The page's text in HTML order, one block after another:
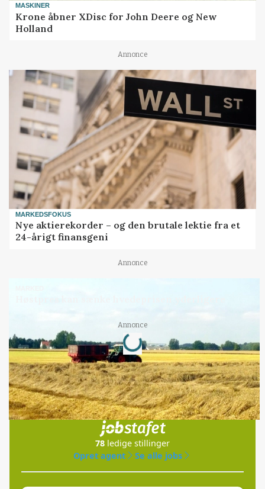
MASKINER
Krone åbner XDisc for John Deere og New
Holland
Annonce
MARKEDSFOKUS
Nye aktierekorder – og den brutale lektie fra et
24-årigt finansgeni
Annonce
Annonce
Loading...
Jobs
i samarbejde med
78 ledige stillinger
Opret agent
Se alle jobs